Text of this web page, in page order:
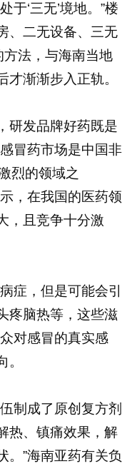
‘三无’境地。”楼
、二无设备、三无
方法，与海南当地
渐渐步入正轨。
发品牌好药既是
冒药市场是中国非
烈的领域之
，在我国的医药领
，且竞争十分激
，但是可能会引
疼脑热等，这些滋
对感冒的真实感
成了原创复方剂
热、镇痛效果，解
。”海南亚药有关负